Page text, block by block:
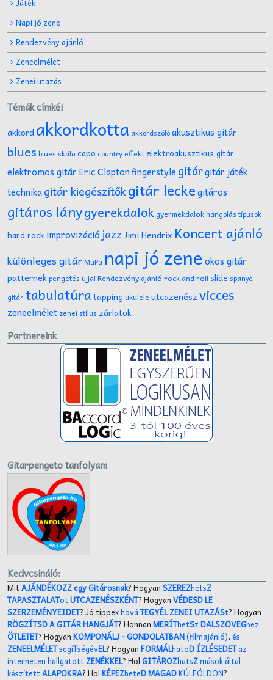
Játék
Napi jó zene
Rendezvény ajánló
Zeneelmélet
Zenei utazás
Témák címkéi
akkordakkordkotta akkordszólóakusztikus gitár
blues blues skálacapo country effektelektroakusztikus gitár
elektromos gitár Eric Claptonfingerstyle gitárgitár játék
technikagitár kiegészítőkgitár leckegitáros
gitáros lánygyerekdalokgyermekdalokhangolás típusok
hard rock improvizáció jazzJimi Hendrix Koncert ajánló
különleges gitár MuPa napi jó zene okos gitár
patternekpengetés ujjal Rendezvény ajánló rock and roll slide spanyol
gitár tabulatúratapping ukulele utcazenészvicces
zeneelmélet zenei stílus zárlatok
Partnereink
Gitarpengeto tanfolyam
Kedvcsináló:
MitAJÁNDÉKOZZ egy Gitárosnak? HogyanSZEREZhetsZ
TAPASZTALATotUTCAZENÉSZKÉNT? HogyanVÉDESD LE
SZERZEMÉNYEIDET? Jó tippekhováTEGYÉL ZENEI UTAZÁSt? Hogyan
RÖGZÍTSD A GITÁR HANGJÁT? HonnanMERÍThetSzDALSZÖVEGhez
ÖTLETET? HogyanKOMPONÁLJ- GONDOLATBAN(filmajánló),és
ZENEELMÉLETsegíTségévEL? HogyanFORMÁLhatoD ÍZLÉSEDETaz
interneten hallgatott ZENÉKKEL? HolGITÁROZhatsZmások által
készítettALAPOKRA? HolKÉPEZheteD MAGADKÜLFÖLDÖN?